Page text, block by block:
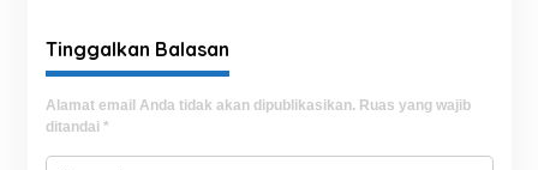
Tinggalkan Balasan
Alamat email Anda tidak akan dipublikasikan. Ruas yang wajib
ditandai *